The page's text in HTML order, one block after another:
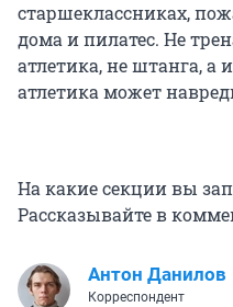
старшеклассниках,
дома и пилатес. Не
атлетика, не штанга, а
атлетика может
На какие секции вы
Рассказывайте в
Антон Данилов
Корреспондент